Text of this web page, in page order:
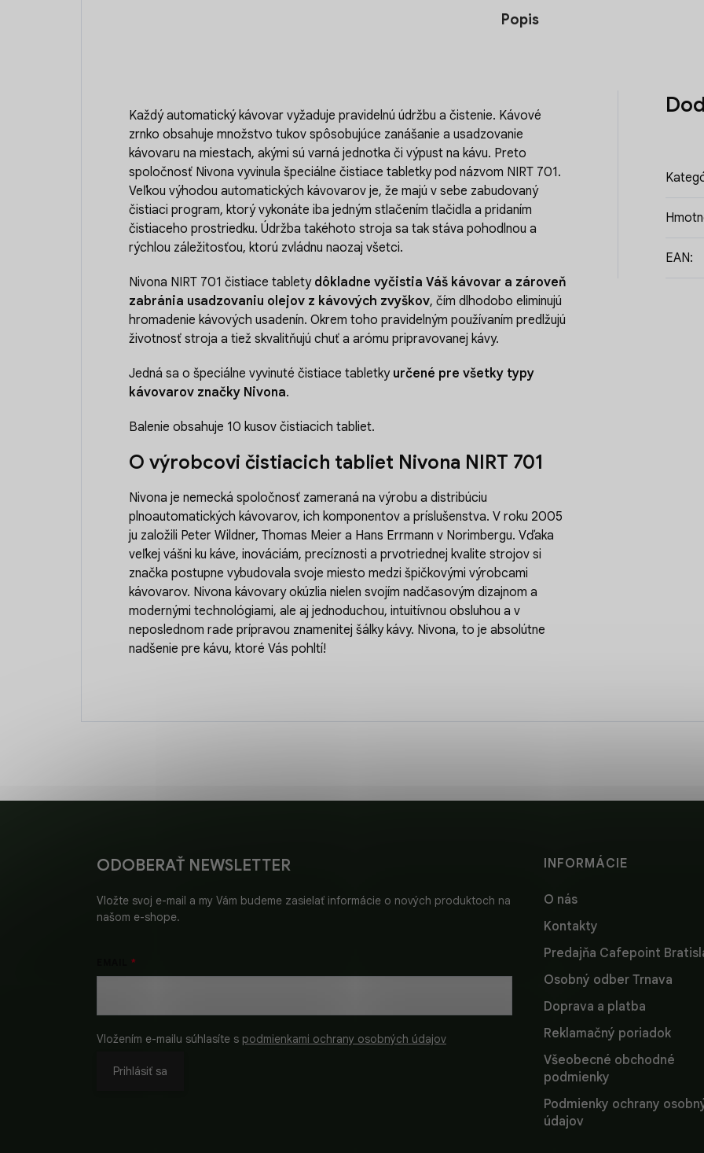
Popis
Každý automatický kávovar vyžaduje pravidelnú údržbu a čistenie. Kávové
zrnko obsahuje množstvo tukov spôsobujúce zanášanie a usadzovanie
kávovaru na miestach, akými sú varná jednotka či výpust na kávu. Preto
spoločnosť Nivona vyvinula špeciálne čistiace tabletky pod názvom NIRT 701.
Veľkou výhodou automatických kávovarov je, že majú v sebe zabudovaný
čistiaci program, ktorý vykonáte iba jedným stlačením tlačidla a pridaním
čistiaceho prostriedku. Údržba takéhoto stroja sa tak stáva pohodlnou a
rýchlou záležitosťou, ktorú zvládnu naozaj všetci.
Nivona NIRT 701 čistiace tablety dôkladne vyčistia Váš kávovar a zároveň
zabránia usadzovaniu olejov z kávových zvyškov, čím dlhodobo eliminujú
hromadenie kávových usadenín. Okrem toho pravidelným používaním predlžujú
životnosť stroja a tiež skvalitňujú chuť a arómu pripravovanej kávy.
Jedná sa o špeciálne vyvinuté čistiace tabletky určené pre všetky typy
kávovarov značky Nivona.
Balenie obsahuje 10 kusov čistiacich tabliet.
O výrobcovi čistiacich tabliet Nivona NIRT 701
Nivona je nemecká spoločnosť zameraná na výrobu a distribúciu
plnoautomatických kávovarov, ich komponentov a príslušenstva. V roku 2005
ju založili Peter Wildner, Thomas Meier a Hans Errmann v Norimbergu. Vďaka
veľkej vášni ku káve, inováciám, precíznosti a prvotriednej kvalite strojov si
značka postupne vybudovala svoje miesto medzi špičkovými výrobcami
kávovarov. Nivona kávovary okúzlia nielen svojím nadčasovým dizajnom a
modernými technológiami, ale aj jednoduchou, intuitívnou obsluhou a v
neposlednom rade prípravou znamenitej šálky kávy. Nivona, to je absolútne
nadšenie pre kávu, ktoré Vás pohltí!
EAN:
ODOBERAŤ NEWSLETTER
Vložte svoj e-mail a my Vám budeme zasielať informácie o nových produktoch na
našom e-shope.
Vložením e-mailu súhlasíte s podmienkami ochrany osobných údajov
Prihlásiť sa
INFORMÁCIE
O nás
Kontakty
Predajňa Cafepoint
Osobný odber Trnava
Doprava a platba
Reklamačný poriadok
Všeobecné obchodné
podmienky
Podmienky ochrany
údajov